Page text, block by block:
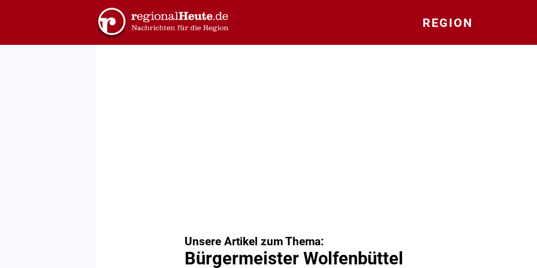
REGION
Unsere Artikel zum Thema:
Bürgermeister Wolfenbüttel